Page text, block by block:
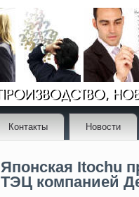
Контакты Новости
Японская Itochu
ТЭЦ компанией